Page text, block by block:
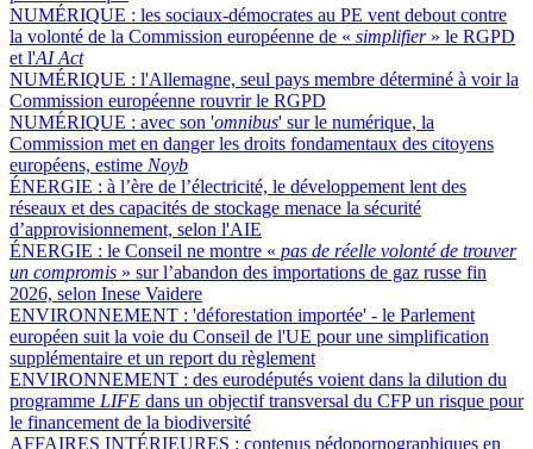
NUMÉRIQUE : les sociaux-démocrates au PE vent debout contre
la volonté de la Commission européenne de « simplifier » le RGPD
et l'AI Act
NUMÉRIQUE : l'Allemagne, seul pays membre déterminé à voir la
Commission européenne rouvrir le RGPD
NUMÉRIQUE : avec son 'omnibus' sur le numérique, la
Commission met en danger les droits fondamentaux des citoyens
européens, estime Noyb
ÉNERGIE : à l’ère de l’électricité, le développement lent des
réseaux et des capacités de stockage menace la sécurité
d’approvisionnement, selon l'AIE
ÉNERGIE : le Conseil ne montre « pas de réelle volonté de trouver
un compromis » sur l’abandon des importations de gaz russe fin
2026, selon Inese Vaidere
ENVIRONNEMENT : 'déforestation importée' - le Parlement
européen suit la voie du Conseil de l'UE pour une simplification
supplémentaire et un report du règlement
ENVIRONNEMENT : des eurodéputés voient dans la dilution du
programme LIFE dans un objectif transversal du CFP un risque pour
le financement de la biodiversité
AFFAIRES INTÉRIEURES : contenus pédopornographiques en